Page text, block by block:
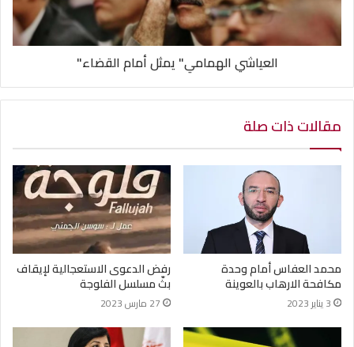
العياشي الهمامي" يمثل أمام القضاء"
مقالات ذات صلة
محمد العفاس أمام وحدة
مكافحة الارهاب بالعوينة
3 يناير 2023
رفض الدعوى الاستعجالية لإيقاف
بثّ مسلسل الفلوجة
27 مارس 2023